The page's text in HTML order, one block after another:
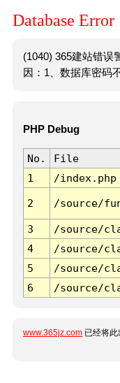
Database Error
(1040) 365建站错误
因：1、数据库密码
PHP Debug
No. File
1
/index.php
2 /source/
3 /source/
4
/source/
5
/source/
6
/source/
www.365jz.com 已经将